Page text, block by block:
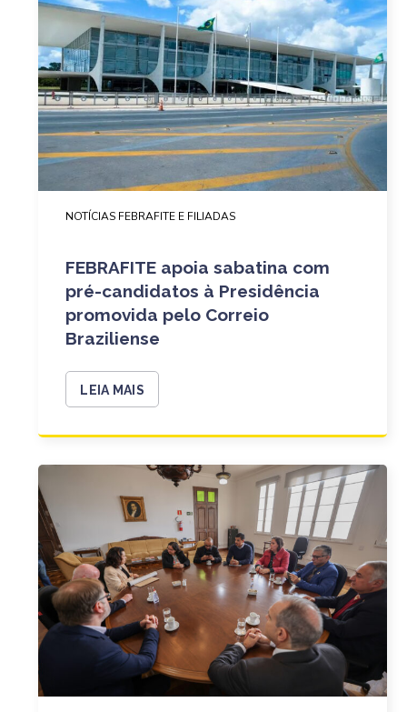
NOTÍCIAS FEBRAFITE E FILIADAS
FEBRAFITE apoia sabatina com
pré-candidatos à Presidência
promovida pelo Correio
Braziliense
LEIA MAIS